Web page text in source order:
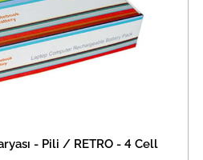
- Pili / RETRO - 4 Cell